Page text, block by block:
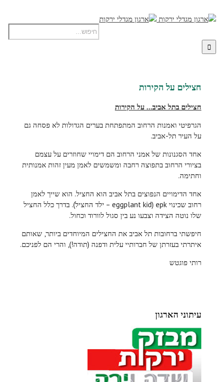
חצילים על הקירות
חצילים בתל אביב… על הקירות
הגרפיטי ואמנות הרחוב המתפתחת בערים הגדולות לא פסחה גם
על העיר תל-אביב.
אחד הסגנונות של אמני הרחוב הם דימויי שחוזרים על עצמם
בציורי הרחוב בתפוצה רחבה ומשמשים לאמן מעין זהות אמנותית
וחתימה.
אחד הדימויים הנפוצים בתל אביב הוא החציל. הוא שייך לאמן
רחוב שכינוי epk (eggplant kid – ילד החציל). בדרך כלל החציל
שלו נוטה הצידה וצבעו נע בין סגול לוורוד וכחול.
חיפשתי ברחובות תל אביב את החצילים המיוחדים ביותר, שאותם
איתרתי בעזרתן של חברותיי עלית ודפנה (תודה!), והרי הם לפניכם.
רותי פוגטש
עיתוני הארגון